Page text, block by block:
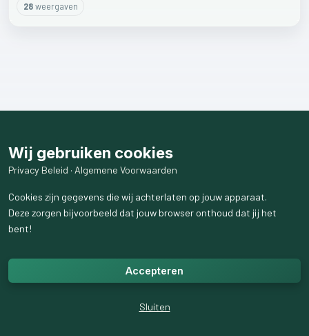
28weergaven
Wij gebruiken cookies
Privacy Beleid · Algemene Voorwaarden
Cookies zijn gegevens die wij achterlaten op jouw apparaat.
Deze zorgen bijvoorbeeld dat jouw browser onthoud dat jij het
bent!
Accepteren
Sluiten